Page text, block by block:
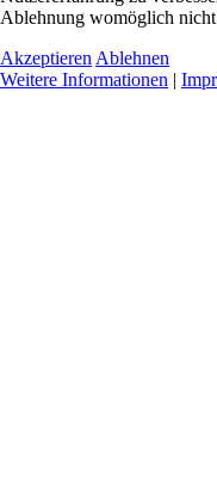
Ablehnung womöglich
Akzeptieren Ablehnen
Weitere Informationen |